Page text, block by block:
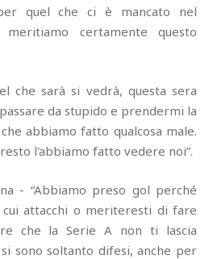
quel che ci è mancato nel
certamente questo
che sarà si vedrà, questa sera
da stupido e prendermi la
abbiamo fatto qualcosa male.
l'abbiamo fatto vedere noi”.
- “Abbiamo preso gol perché
attacchi o meriteresti di fare
che la Serie A non ti lascia
sono soltanto difesi, anche per